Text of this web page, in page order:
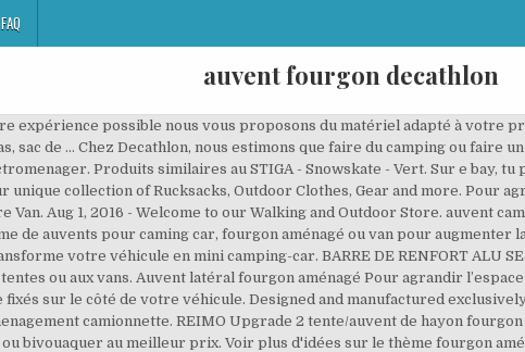
FAQ
auvent fourgon decathlon
expérience possible nous vous proposons du matériel adapté à votre
sac de … Chez Decathlon, nous estimons que faire du camping ou faire
Produits similaires au STIGA - Snowskate - Vert. Sur e bay,
unique collection of Rucksacks, Outdoor Clothes, Gear and more. Pour
Van. Aug 1, 2016 - Welcome to our Walking and Outdoor Store. auvent
de auvents pour caming car, fourgon aménagé ou van pour augmenter
votre véhicule en mini camping-car. BARRE DE RENFORT ALU
ou aux vans. Auvent latéral fourgon aménagé Pour agrandir
fixés sur le côté de votre véhicule. Designed and manufactured
camionnette. REIMO Upgrade 2 tente/auvent de hayon
bivouaquer au meilleur prix. Voir plus d'idées sur le thème fourgon